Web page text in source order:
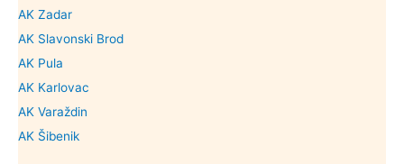
AK Zadar
AK Slavonski Brod
AK Pula
AK Karlovac
AK Varaždin
AK Šibenik